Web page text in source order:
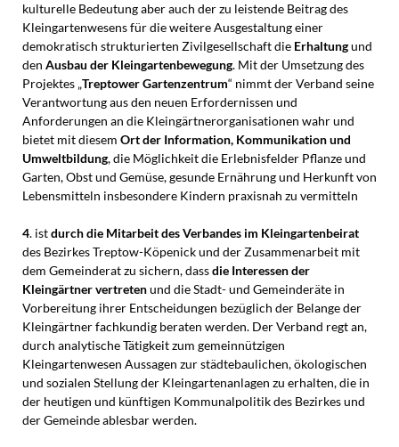
kulturelle Bedeutung aber auch der zu leistende Beitrag des
Kleingartenwesens für die weitere Ausgestaltung einer
demokratisch strukturierten Zivilgesellschaft dieErhaltungund
den Ausbau der Kleingartenbewegung. Mit der Umsetzung des
Projektes „Treptower Gartenzentrum“ nimmt der Verband seine
Verantwortung aus den neuen Erfordernissen und
Anforderungen an die Kleingärtnerorganisationen wahr und
bietet mit diesem Ort der Information, Kommunikation und
Umweltbildung, die Möglichkeit die Erlebnisfelder Pflanze und
Garten, Obst und Gemüse, gesunde Ernährung und Herkunft von
Lebensmitteln insbesondere Kindern praxisnah zu vermitteln
4. istdurch die Mitarbeit des Verbandes im Kleingartenbeirat
des Bezirkes Treptow-Köpenick und der Zusammenarbeit mit
dem Gemeinderat zu sichern, dassdie Interessen der
Kleingärtner vertretenund die Stadt- und Gemeinderäte in
Vorbereitung ihrer Entscheidungen bezüglich der Belange der
Kleingärtner fachkundig beraten werden. Der Verband regt an,
durch analytische Tätigkeit zum gemeinnützigen
Kleingartenwesen Aussagen zur städtebaulichen, ökologischen
und sozialen Stellung der Kleingartenanlagen zu erhalten, die in
der heutigen und künftigen Kommunalpolitik des Bezirkes und
der Gemeinde ablesbar werden.